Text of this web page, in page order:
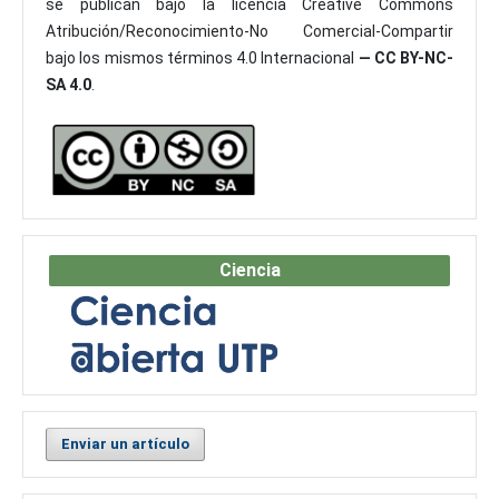
se publican bajo la licencia Creative Commons
Atribución/Reconocimiento-No Comercial-Compartir
bajo los mismos términos 4.0 Internacional — CC BY-NC-
SA 4.0
Ciencia
Enviar un artículo